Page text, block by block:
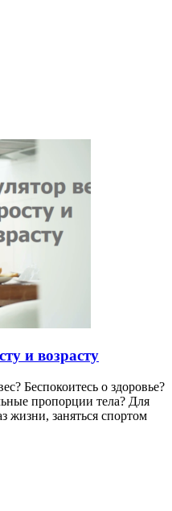
и возрасту
Беспокоитесь о здоровье?
пропорции тела? Для
жизни, заняться спортом